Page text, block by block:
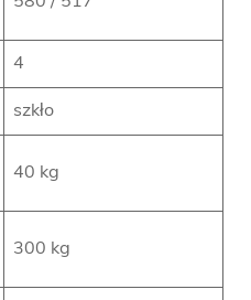
4
szkło
40 kg
300 kg